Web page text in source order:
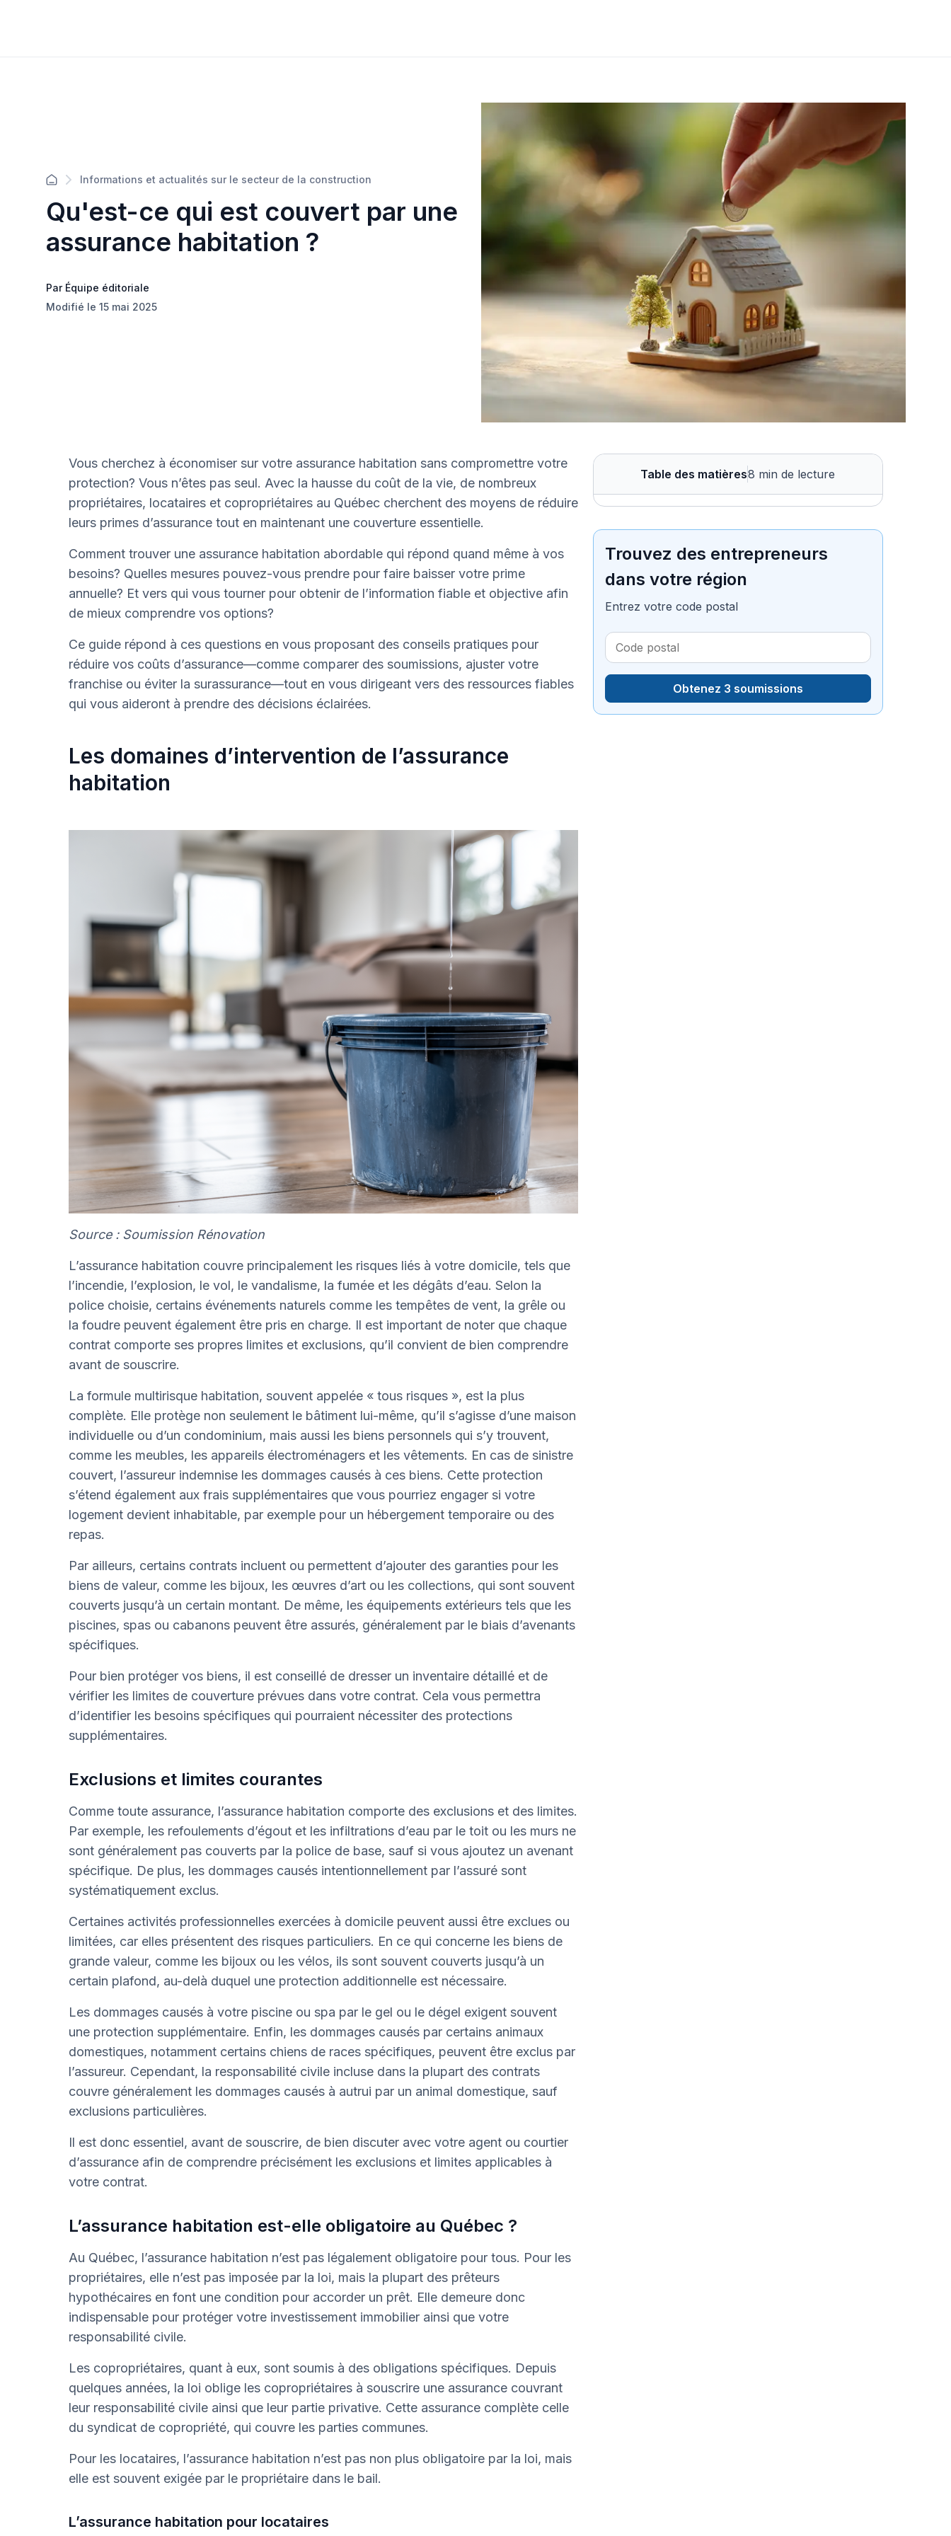
Informations et actualités sur le secteur de la construction
Qu'est-ce qui est couvert par une
assurance habitation ?
Par Équipe éditoriale
Modifié le 15 mai 2025
Vous cherchez à économiser sur votre assurance habitation sans compromettre votre
protection? Vous n’êtes pas seul. Avec la hausse du coût de la vie, de nombreux
propriétaires, locataires et copropriétaires au Québec cherchent des moyens de réduire
leurs primes d’assurance tout en maintenant une couverture essentielle.
Comment trouver une assurance habitation abordable qui répond quand même à vos
besoins? Quelles mesures pouvez-vous prendre pour faire baisser votre prime
annuelle? Et vers qui vous tourner pour obtenir de l’information fiable et objective afin
de mieux comprendre vos options?
Ce guide répond à ces questions en vous proposant des conseils pratiques pour
réduire vos coûts d’assurance—comme comparer des soumissions, ajuster votre
franchise ou éviter la surassurance—tout en vous dirigeant vers des ressources fiables
qui vous aideront à prendre des décisions éclairées.
Les domaines d’intervention de l’assurance
habitation
Source : Soumission Rénovation
L’assurance habitation couvre principalement les risques liés à votre domicile, tels que
l’incendie, l’explosion, le vol, le vandalisme, la fumée et les dégâts d’eau. Selon la
police choisie, certains événements naturels comme les tempêtes de vent, la grêle ou
la foudre peuvent également être pris en charge. Il est important de noter que chaque
contrat comporte ses propres limites et exclusions, qu’il convient de bien comprendre
avant de souscrire.
La formule multirisque habitation, souvent appelée « tous risques », est la plus
complète. Elle protège non seulement le bâtiment lui-même, qu’il s’agisse d’une maison
individuelle ou d’un condominium, mais aussi les biens personnels qui s’y trouvent,
comme les meubles, les appareils électroménagers et les vêtements. En cas de sinistre
couvert, l’assureur indemnise les dommages causés à ces biens. Cette protection
s’étend également aux frais supplémentaires que vous pourriez engager si votre
logement devient inhabitable, par exemple pour un hébergement temporaire ou des
repas.
Par ailleurs, certains contrats incluent ou permettent d’ajouter des garanties pour les
biens de valeur, comme les bijoux, les œuvres d’art ou les collections, qui sont souvent
couverts jusqu’à un certain montant. De même, les équipements extérieurs tels que les
piscines, spas ou cabanons peuvent être assurés, généralement par le biais d’avenants
spécifiques.
Pour bien protéger vos biens, il est conseillé de dresser un inventaire détaillé et de
vérifier les limites de couverture prévues dans votre contrat. Cela vous permettra
d’identifier les besoins spécifiques qui pourraient nécessiter des protections
supplémentaires.
Exclusions et limites courantes
Comme toute assurance, l’assurance habitation comporte des exclusions et des limites.
Par exemple, les refoulements d’égout et les infiltrations d’eau par le toit ou les murs ne
sont généralement pas couverts par la police de base, sauf si vous ajoutez un avenant
spécifique. De plus, les dommages causés intentionnellement par l’assuré sont
systématiquement exclus.
Certaines activités professionnelles exercées à domicile peuvent aussi être exclues ou
limitées, car elles présentent des risques particuliers. En ce qui concerne les biens de
grande valeur, comme les bijoux ou les vélos, ils sont souvent couverts jusqu’à un
certain plafond, au-delà duquel une protection additionnelle est nécessaire.
Les dommages causés à votre piscine ou spa par le gel ou le dégel exigent souvent
une protection supplémentaire. Enfin, les dommages causés par certains animaux
domestiques, notamment certains chiens de races spécifiques, peuvent être exclus par
l’assureur. Cependant, la responsabilité civile incluse dans la plupart des contrats
couvre généralement les dommages causés à autrui par un animal domestique, sauf
exclusions particulières.
Il est donc essentiel, avant de souscrire, de bien discuter avec votre agent ou courtier
d’assurance afin de comprendre précisément les exclusions et limites applicables à
votre contrat.
L’assurance habitation est-elle obligatoire au Québec ?
Au Québec, l’assurance habitation n’est pas légalement obligatoire pour tous. Pour les
propriétaires, elle n’est pas imposée par la loi, mais la plupart des prêteurs
hypothécaires en font une condition pour accorder un prêt. Elle demeure donc
indispensable pour protéger votre investissement immobilier ainsi que votre
responsabilité civile.
Les copropriétaires, quant à eux, sont soumis à des obligations spécifiques. Depuis
quelques années, la loi oblige les copropriétaires à souscrire une assurance couvrant
leur responsabilité civile ainsi que leur partie privative. Cette assurance complète celle
du syndicat de copropriété, qui couvre les parties communes.
Pour les locataires, l’assurance habitation n’est pas non plus obligatoire par la loi, mais
elle est souvent exigée par le propriétaire dans le bail.
L’assurance habitation pour locataires
Table des matières8 min de lecture
Trouvez des entrepreneurs
dans votre région
Entrez votre code postal
Obtenez 3 soumissions